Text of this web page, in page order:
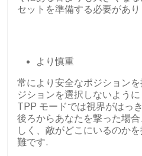
セットを準備する必要があり
より慎重
常により安全なポジション
ジションを選択しないように
TPP モードでは視界がはっ
後ろからあなたを撃った場
しく、敵がどこにいるのか
難です.